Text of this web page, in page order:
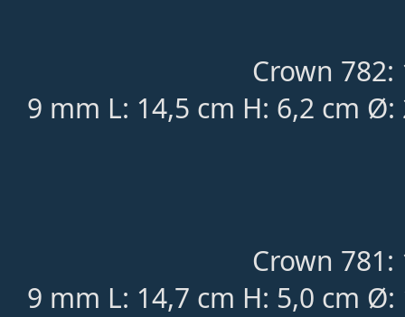
Crown 782:
9 mm L: 14,5 cm H: 6,2 cm
Crown 781:
9 mm L: 14,7 cm H: 5,0 cm